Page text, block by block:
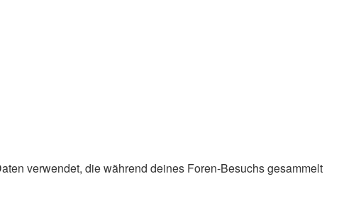
verwendet, die während deines Foren-Besuchs gesammelt